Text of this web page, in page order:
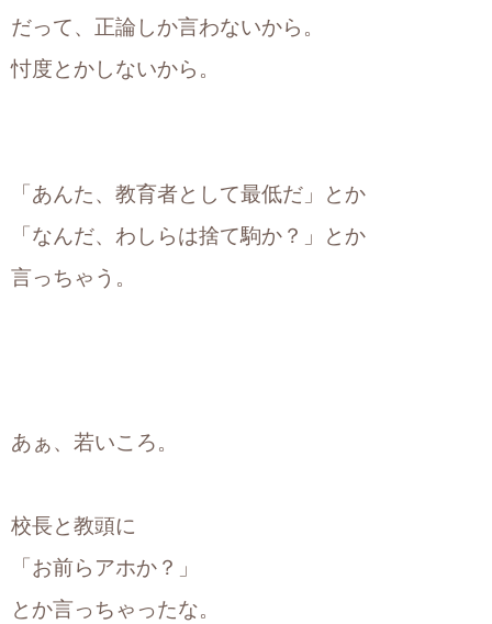
だって、正論しか言わないから。
忖度とかしないから。
「あんた、教育者として最低だ」とか
「なんだ、わしらは捨て駒か？」とか
言っちゃう。
あぁ、若いころ。
校長と教頭に
「お前らアホか？」
とか言っちゃったな。